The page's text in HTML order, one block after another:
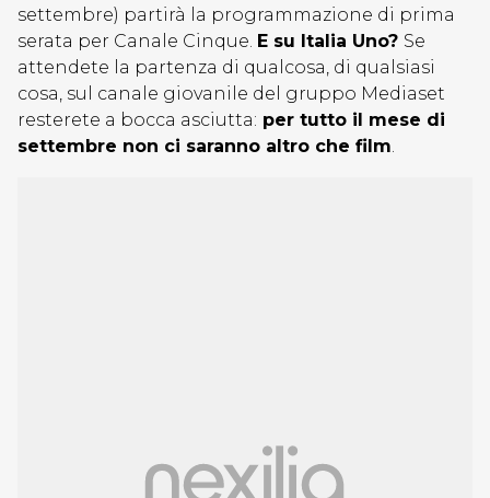
settembre) partirà la programmazione di prima
serata per Canale Cinque. E su Italia Uno? Se
attendete la partenza di qualcosa, di qualsiasi
cosa, sul canale giovanile del gruppo Mediaset
resterete a bocca asciutta: per tutto il mese di
settembre non ci saranno altro che film.